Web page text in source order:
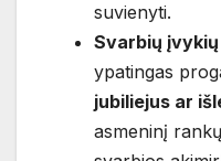
suvienyti.
Svarbių
ypatingas
jubiliejus ar
asmeninį